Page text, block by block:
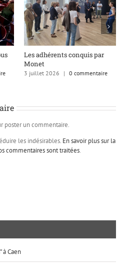
Les adhérents conquis par
Monet
3 juillet 2026 | 0 commentaire
poster un commentaire.
les indésirables. En savoir plus sur la
commentaires sont traitées.
à Caen